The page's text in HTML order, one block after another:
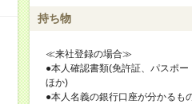
持ち物
≪来社登録の場合≫
●本人確認書類(免許証、パスポー
ほか)
●本人名義の銀行口座が分かるも